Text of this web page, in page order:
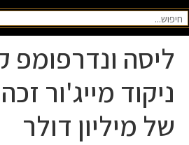
ליסה ונדרפומפ
ניקוד מייג'ור
של מיליון דולר